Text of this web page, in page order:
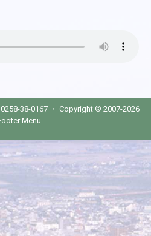
38-0167 ・ Copyright © 2007-2026
Menu